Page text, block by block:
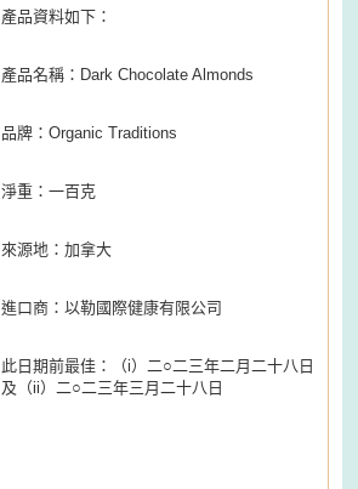
產品資料如下：
產品名稱：Dark Chocolate Almonds
品牌：Organic Traditions
淨重：一百克
來源地：加拿大
進口商：以勒國際健康有限公司
此日期前最佳：（i）二○二三年二月二十八日
及（ii）二○二三年三月二十八日